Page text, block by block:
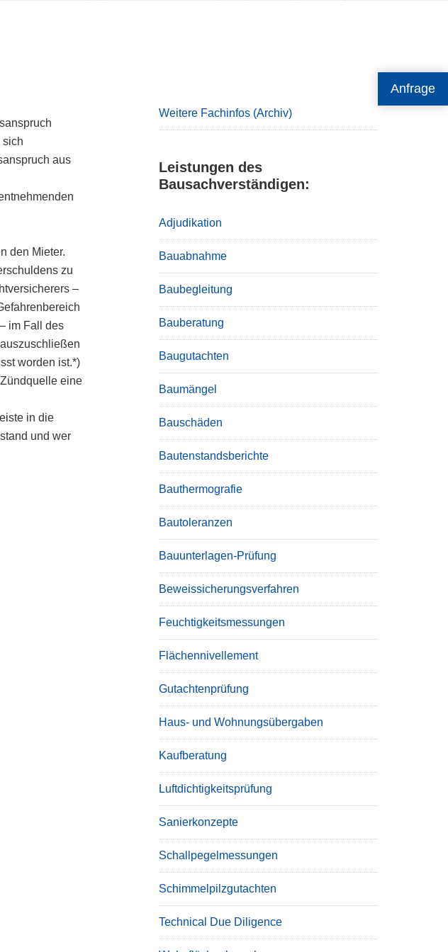
Anfrage
sich
aus
den Mieter.
zu
–
im Fall des
worden ist.*)
eine
in die
und wer
Weitere Fachinfos (Archiv)
Leistungen des
Bausachverständigen:
Adjudikation
Bauabnahme
Baubegleitung
Bauberatung
Baugutachten
Baumängel
Bauschäden
Bautenstandsberichte
Bauthermografie
Bautoleranzen
Bauunterlagen-Prüfung
Beweissicherungsverfahren
Feuchtigkeitsmessungen
Flächennivellement
Gutachtenprüfung
Haus- und Wohnungsübergaben
Kaufberatung
Luftdichtigkeitsprüfung
Sanierkonzepte
Schallpegelmessungen
Schimmelpilzgutachten
Technical Due Diligence